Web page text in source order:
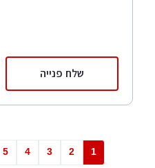
שלח פנייה
1
2
3
4
5